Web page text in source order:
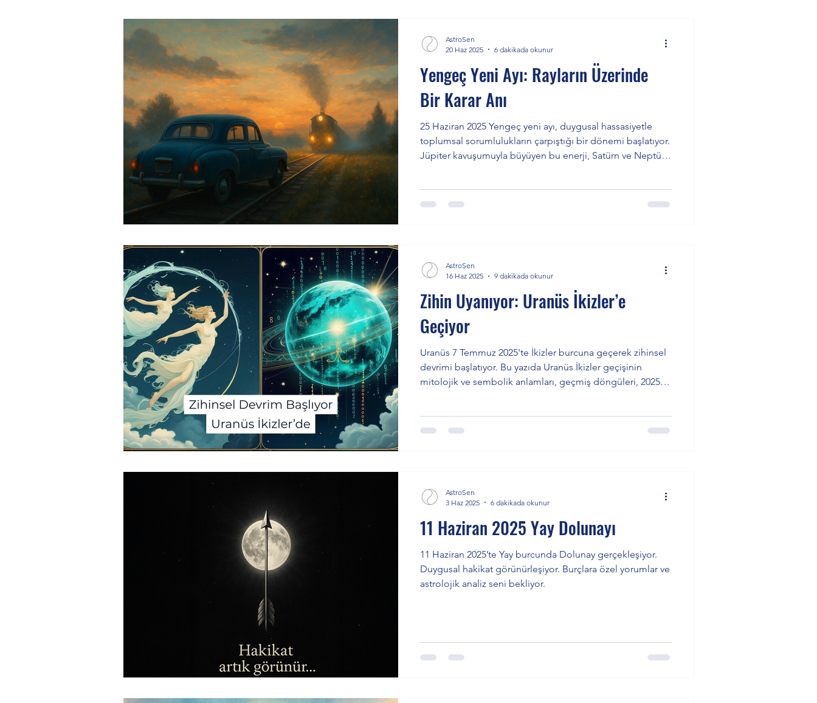
Yengeç Yeni Ayı: Rayların Üzerinde
Bir Karar Anı
25 Haziran 2025 Yengeç yeni ayı, duygusal hassasiyetle
toplumsal sorumlulukların çarpıştığı bir dönemi başlatıyor.
Jüpiter kavuşumuyla büyüyen bu enerji, Satürn ve Neptün
semboller kadersel bir geçişi işaret ediyor. Yükselen
AstroSen
20 Haz 2025
6 dakikada okunur
Zihin Uyanıyor: Uranüs İkizler’e
Geçiyor
Uranüs 7 Temmuz 2025'te İkizler burcuna geçerek zihinsel
devrimi başlatıyor. Bu yazıda Uranüs İkizler geçişinin
mitolojik ve sembolik anlamları, geçmiş döngüleri, 2025–
özgürleştiği bu süreçte, kişisel haritanızın size özel
AstroSen
16 Haz 2025
9 dakikada okunur
11 Haziran 2025 Yay Dolunayı
11 Haziran 2025’te Yay burcunda Dolunay gerçekleşiyor.
Duygusal hakikat görünürleşiyor. Burçlara özel yorumlar ve
astrolojik analiz seni bekliyor.
AstroSen
3 Haz 2025
6 dakikada okunur